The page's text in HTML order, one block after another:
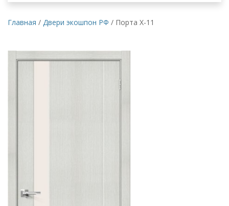
Главная / Двери экошпон РФ / Порта Х-11